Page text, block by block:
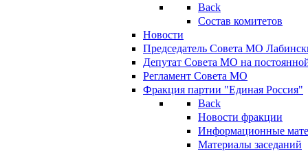
Back
Состав комитетов
Новости
Председатель Совета МО
Депутат Совета МО на
Регламент Совета МО
Фракция партии "Единая Россия"
Back
Новости фракции
Информационные
Материалы заседаний